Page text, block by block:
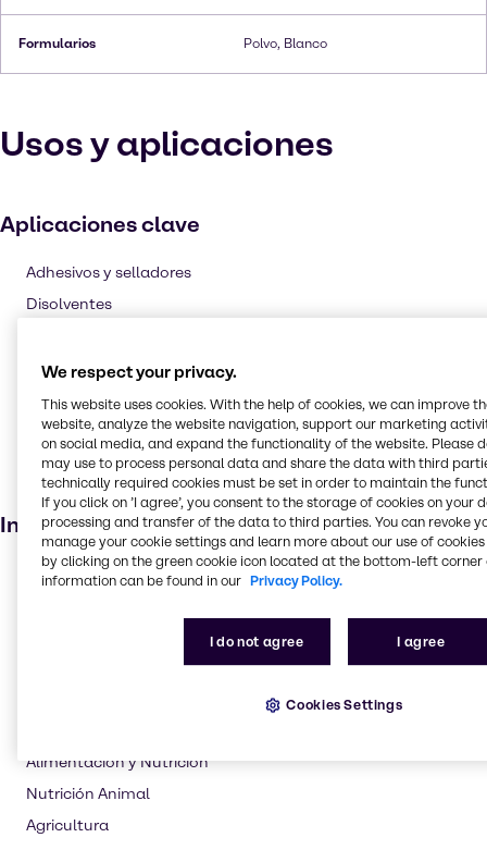
Formularios Polvo, Blanco
Usos y aplicaciones
Aplicaciones clave
Adhesivos y selladores
Disolventes
Baterías
Cuidado personal
Productos para el cuidado del aire
Productos para la Construcción
Pinturas y revestimientos
Industrias
Farmacia
Revestimientos y Construcción
Alimentacíon y Nutrición
Nutrición Animal
Agricultura
We respect your privacy.
This website uses cookies. With the help of cookies, we can improve
website, analyze the website navigation, support our marketing
on social media, and expand the functionality of the website. Please
may use to process personal data and share the data with third
technically required cookies must be set in order to maintain the
If you click on ’I agree’, you consent to the storage of cookies on your
processing and transfer of the data to third parties. You can revoke
manage your cookie settings and learn more about our use of cookies
by clicking on the green cookie icon located at the bottom-left corner
information can be found in our Privacy Policy.
I do not agree I agree
Cookies Settings